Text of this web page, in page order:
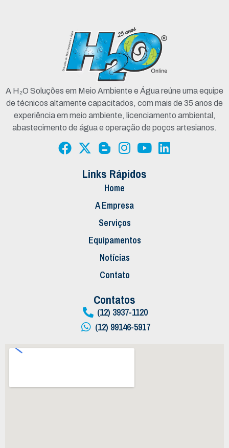
A H₂O Soluções em Meio Ambiente e Água reúne uma equipe
de técnicos altamente capacitados, com mais de 35 anos de
experiência em meio ambiente, licenciamento ambiental,
abastecimento de água e operação de poços artesianos.
Links Rápidos
Home
A Empresa
Serviços
Equipamentos
Notícias
Contato
Contatos
(12) 3937-1120
(12) 99146-5917